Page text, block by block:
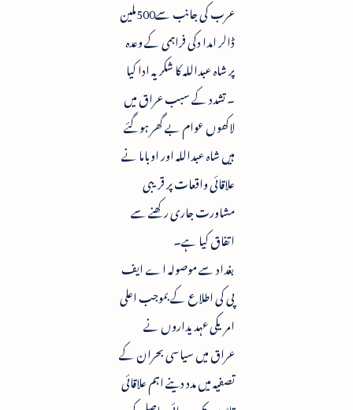
عرب کی جانب سے500ملین
ڈالر امدا دکی فراہمی کے وعدہ
پر شاہ عبداللہ کا شکریہ ادا کیا
۔ تشدد کے سبب عراق میں
لاکھوں عوام بے گھر ہوگئے
ہیں شاہ عبداللہ اور اوباما نے
علاقائی واقعات پر قریبی
مشاورت جاری رکھنے سے
اتفاق کیا ہے۔
بغداد سے موصولہ اے ایف
پی کی اطلاع کے بموجب اعلی
امریکی عہدیداروں نے
عراق میں سیاسی بحران کے
تصفیہ میں مدد دینے اہم علاقائی